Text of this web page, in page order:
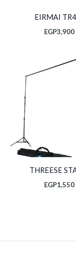
EIRMAI
EGP3,900
THREESE
EGP1,550